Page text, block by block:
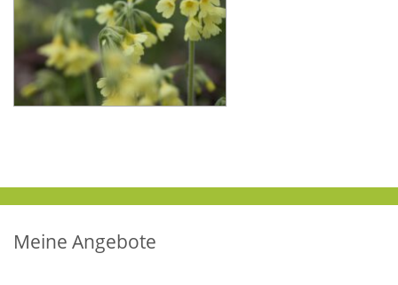
Meine Angebote